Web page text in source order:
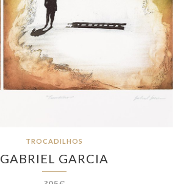
TROCADILHOS
GABRIEL GARCIA